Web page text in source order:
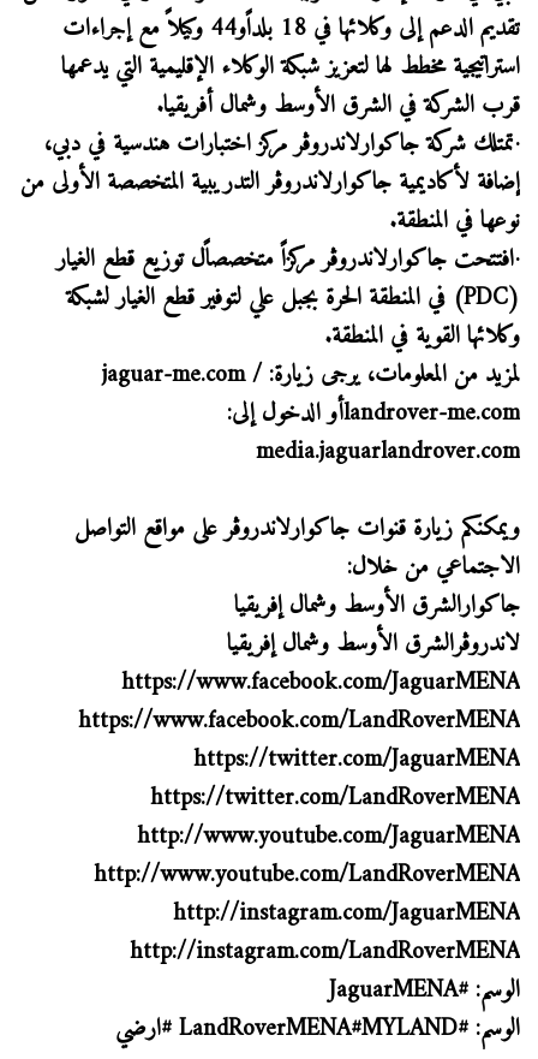
تقديم الدعم إلى وكلائها في 18 بلداًو44 وكيلاً مع إجراءات
استراتيجية مخطط لها لتعزيز شبكة الوكلاء الإقليمية التي يدعمها
قرب الشركة في الشرق الأوسط وشمال أفريقيا.
·تمتلك شركة جاكوارلاندروڤر مركز اختبارات هندسية في دبي،
إضافة لأكاديمية جاكوارلاندروڤر التدريبية المتخصصة الأولى من
نوعها في المنطقة.
·افتتحت جاكوارلاندروڤر مركزاً متخصصاًل توزيع قطع الغيار
(PDC) في المنطقة الحرة بجبل علي لتوفير قطع الغيار لشبكة
وكلائها القوية في المنطقة.
لمزيد من المعلومات، يرجى زيارة: jaguar-me.com /
landrover-me.comأو الدخول إلى:
media.jaguarlandrover.com
ويمكنكم زيارة قنوات جاكوارلاندروڤر على مواقع التواصل
الاجتماعي من خلال:
جاكوارالشرق الأوسط وشمال إفريقيا
لاندروڤرالشرق الأوسط وشمال إفريقيا
https://www.facebook.com/JaguarMENA
https://www.facebook.com/LandRoverMENA
https://twitter.com/JaguarMENA
https://twitter.com/LandRoverMENA
http://www.youtube.com/JaguarMENA
http://www.youtube.com/LandRoverMENA
http://instagram.com/JaguarMENA
http://instagram.com/LandRoverMENA
الوسم: #JaguarMENA
الوسم: #LandRoverMENA#MYLAND #ارضي